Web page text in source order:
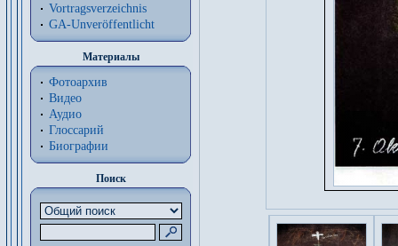
Vortragsverzeichnis
GA-Unveröffentlicht
Материалы
Фотоархив
Видео
Аудио
Глоссарий
Биографии
Поиск